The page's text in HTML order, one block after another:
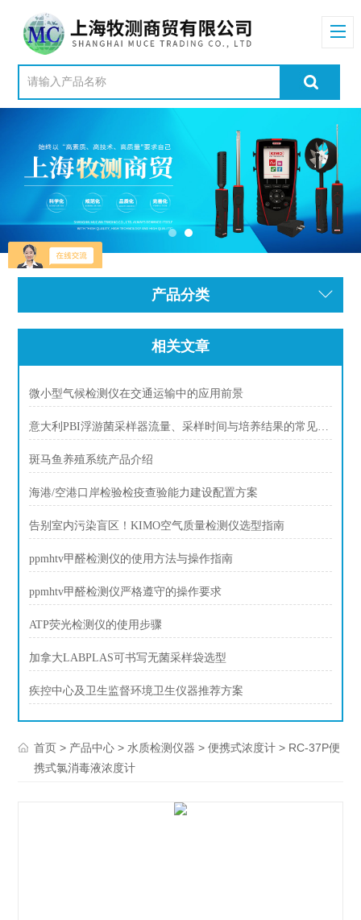
产品分类
相关文章
微小型气候检测仪在交通运输中的应用前景
意大利PBI浮游菌采样器流量、采样时间与培养结果的常见疑问
斑马鱼养殖系统产品介绍
海港/空港口岸检验检疫查验能力建设配置方案
告别室内污染盲区！KIMO空气质量检测仪选型指南
ppmhtv甲醛检测仪的使用方法与操作指南
ppmhtv甲醛检测仪严格遵守的操作要求
ATP荧光检测仪的使用步骤
加拿大LABPLAS可书写无菌采样袋选型
疾控中心及卫生监督环境卫生仪器推荐方案
首页 > 产品中心 > 水质检测仪器 >便携式浓度计 > RC-37P便
携式氯消毒液浓度计